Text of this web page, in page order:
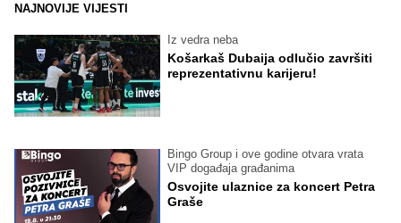
NAJNOVIJE VIJESTI
Iz vedra neba
Košarkaš Dubaija odlučio završiti
reprezentativnu karijeru!
Bingo Group i ove godine otvara vrata
VIP događaja građanima
Osvojite ulaznice za koncert Petra
Graše